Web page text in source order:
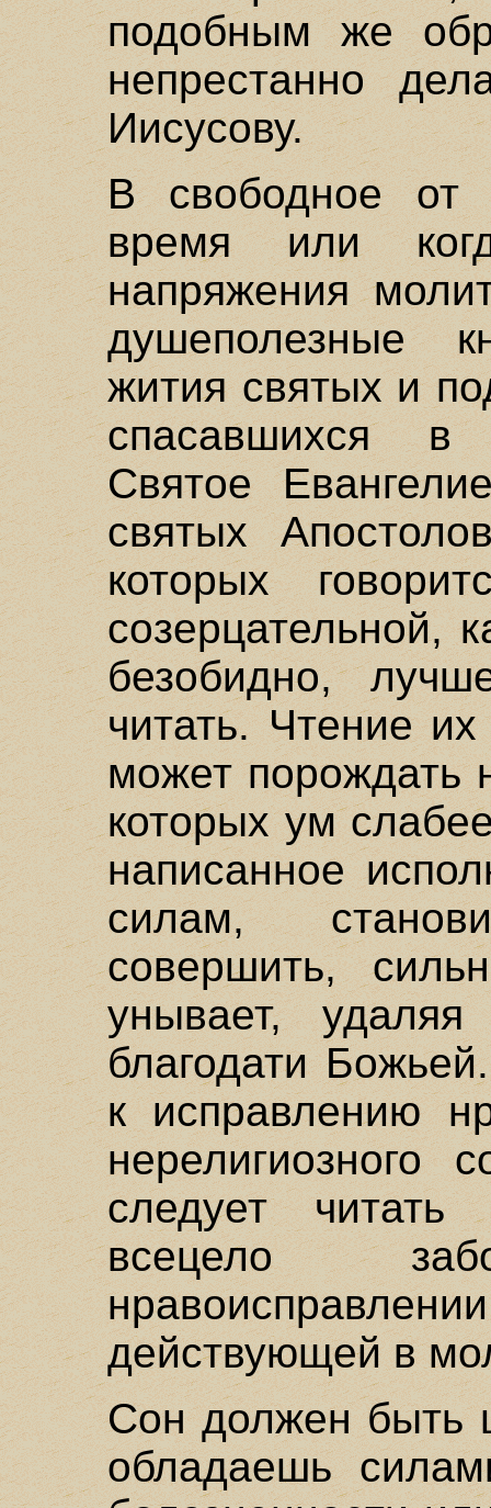
подобным же
непрестанно
Иисусову.
В свободное от
время или
напряжения
душеполезные
жития святых и
спасавшихся в
Святое
святых
которых
созерцательной,
безобидно,
читать. Чтение
может порождать
которых ум
написанное
силам,
совершить,
унывает,
благодати
к исправлению
нерелигиозного
следует
всецело
действующей в
Сон должен быть
обладаешь